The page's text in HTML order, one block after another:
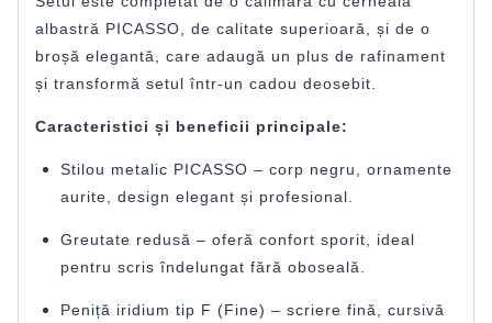
albastră PICASSO, de calitate superioară, și de o
broșă elegantă, care adaugă un plus de rafinament
și transformă setul într-un cadou deosebit.
Caracteristici și beneficii principale:
Stilou metalic PICASSO – corp negru, ornamente
aurite, design elegant și profesional.
Greutate redusă – oferă confort sporit, ideal
pentru scris îndelungat fără oboseală.
Peniță iridium tip F (Fine) – scriere fină, cursivă